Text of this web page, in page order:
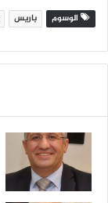
الوسوم باريس